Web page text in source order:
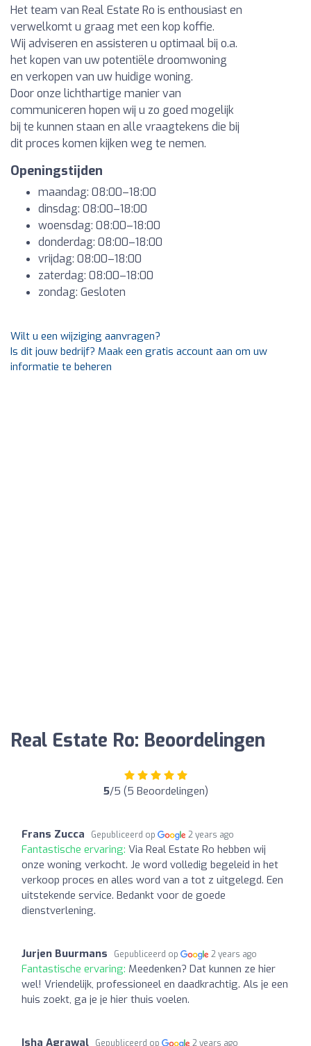
Het team van Real Estate Ro is enthousiast en
verwelkomt u graag met een kop koffie.
Wij adviseren en assisteren u optimaal bij o.a.
het kopen van uw potentiële droomwoning
en verkopen van uw huidige woning.
Door onze lichthartige manier van
communiceren hopen wij u zo goed mogelijk
bij te kunnen staan en alle vraagtekens die bij
dit proces komen kijken weg te nemen.
Openingstijden
maandag: 08:00–18:00
dinsdag: 08:00–18:00
woensdag: 08:00–18:00
donderdag: 08:00–18:00
vrijdag: 08:00–18:00
zaterdag: 08:00–18:00
zondag: Gesloten
Wilt u een wijziging aanvragen?
Is dit jouw bedrijf? Maak een gratis account aan om uw
informatie te beheren
Real Estate Ro: Beoordelingen
5/5 (5 Beoordelingen)
Frans Zucca Gepubliceerd op 2 years ago
Fantastische ervaring: Via Real Estate Ro hebben wij
onze woning verkocht. Je word volledig begeleid in het
verkoop proces en alles word van a tot z uitgelegd. Een
uitstekende service. Bedankt voor de goede
dienstverlening.
Jurjen Buurmans Gepubliceerd op 2 years ago
Fantastische ervaring: Meedenken? Dat kunnen ze hier
wel! Vriendelijk, professioneel en daadkrachtig. Als je een
huis zoekt, ga je je hier thuis voelen.
Isha Agrawal Gepubliceerd op 2 years ago